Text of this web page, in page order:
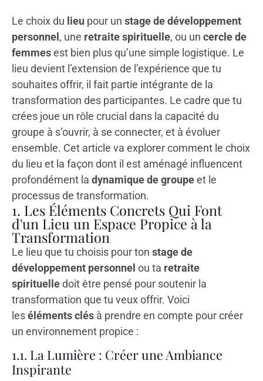
Le choix du lieu pour un stage de développement
personnel, une retraite spirituelle, ou un cercle de
femmesest bien plus qu’une simple logistique. Le
lieu devient l’extension de l’expérience que tu
souhaites offrir, il fait partie intégrante de la
transformation des participantes. Le cadre que tu
crées joue un rôle crucial dans la capacité du
groupe à s’ouvrir, à se connecter, et à évoluer
ensemble. Cet article va explorer comment le choix
du lieu et la façon dont il est aménagé influencent
profondément la dynamique de groupeet le
processus de transformation.
1. Les Éléments Concrets Qui Font
d'un Lieu un Espace Propice à la
Transformation
Le lieu que tu choisis pour ton stage de
développement personnel ou ta retraite
spirituelledoit être pensé pour soutenir la
transformation que tu veux offrir. Voici
leséléments clés à prendre en compte pour créer
un environnement propice :
1.1. La Lumière : Créer une Ambiance
Inspirante